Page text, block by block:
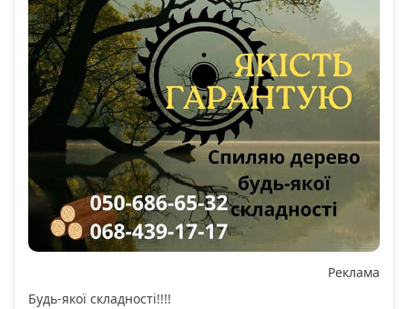
Реклама
Будь-якої складності!!!!